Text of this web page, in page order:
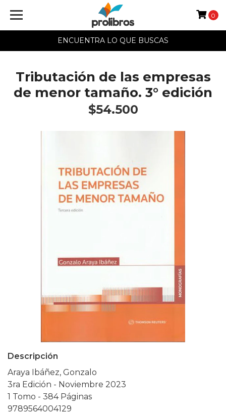
ENCUENTRA LO QUE BUSCAS
0
Tributación de las empresas
de menor tamaño. 3° edición
$54.500
Descripción
Araya Ibáñez, Gonzalo
3ra Edición - Noviembre 2023
1 Tomo - 384 Páginas
9789564004129